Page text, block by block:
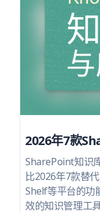
2026年7款
SharePoint知识
比2026年7款替
Shelf等平台的功
效的知识管理工具